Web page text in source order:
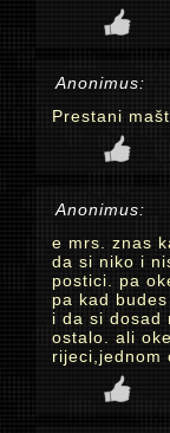
Anonimus:
Prestani
Anonimus:
e mrs. znas
da si niko i
postici. pa
pa kad
i da si dosad
ostalo. ali
rijeci,jednom